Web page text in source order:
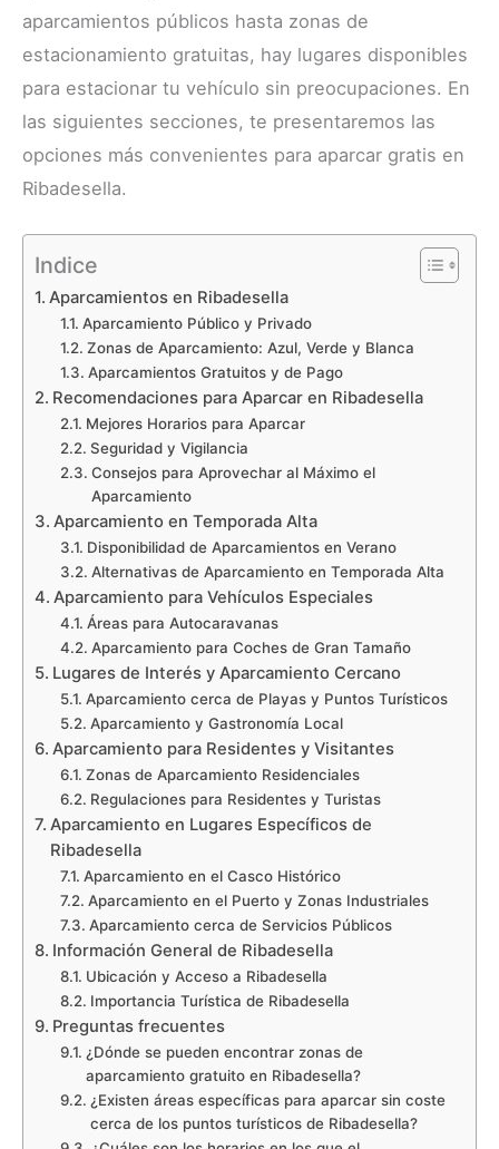
aparcamientos públicos hasta zonas de
estacionamiento gratuitas, hay lugares disponibles
para estacionar tu vehículo sin preocupaciones. En
las siguientes secciones, te presentaremos las
opciones más convenientes para aparcar gratis en
Ribadesella.
Indice
Aparcamientos en Ribadesella
Aparcamiento Público y Privado
Zonas de Aparcamiento: Azul, Verde y Blanca
Aparcamientos Gratuitos y de Pago
Recomendaciones para Aparcar en Ribadesella
Mejores Horarios para Aparcar
Seguridad y Vigilancia
Consejos para Aprovechar al Máximo el
Aparcamiento
Aparcamiento en Temporada Alta
Disponibilidad de Aparcamientos en Verano
Alternativas de Aparcamiento en Temporada Alta
Aparcamiento para Vehículos Especiales
Áreas para Autocaravanas
Aparcamiento para Coches de Gran Tamaño
Lugares de Interés y Aparcamiento Cercano
Aparcamiento cerca de Playas y Puntos Turísticos
Aparcamiento y Gastronomía Local
Aparcamiento para Residentes y Visitantes
Zonas de Aparcamiento Residenciales
Regulaciones para Residentes y Turistas
Aparcamiento en Lugares Específicos de
Ribadesella
Aparcamiento en el Casco Histórico
Aparcamiento en el Puerto y Zonas Industriales
Aparcamiento cerca de Servicios Públicos
Información General de Ribadesella
Ubicación y Acceso a Ribadesella
Importancia Turística de Ribadesella
Preguntas frecuentes
¿Dónde se pueden encontrar zonas de
aparcamiento gratuito en Ribadesella?
¿Existen áreas específicas para aparcar sin coste
cerca de los puntos turísticos de Ribadesella?